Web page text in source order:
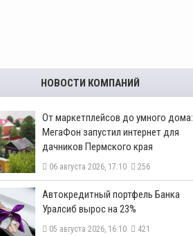
НОВОСТИ КОМПАНИЙ
От маркетплейсов до умного дома:
МегаФон запустил интернет для
дачников Пермского края
06 августа 2026, 17:10 256
​Автокредитный портфель Банка
Уралсиб вырос на 23%
05 августа 2026, 16:10 421